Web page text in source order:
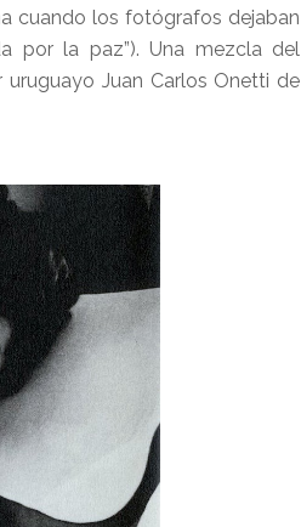
cuando los fotógrafos dejaban
por la paz”). Una mezcla del
Juan Carlos Onetti de